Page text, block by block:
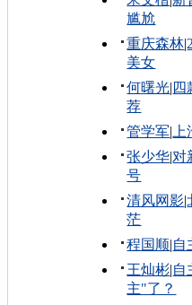
尴尬
重庆森林|
美女
何曙光| 四
荐
管学军|
张少华|对
号
清风网影|
茫
程国顺|自
王灿彬|自
主"了？